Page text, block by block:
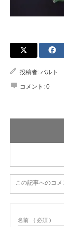
投稿者: バルト
コメント: 0
この記事へのコメ
名前 ( 必須 )